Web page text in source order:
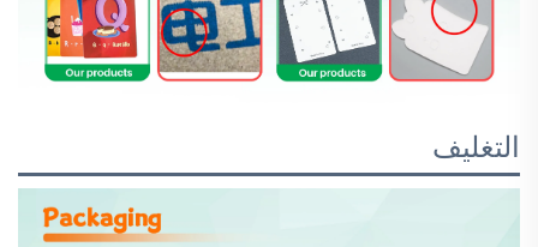
التغليف